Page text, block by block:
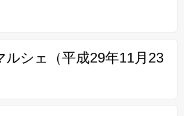
ルシェ（平成29年11月23